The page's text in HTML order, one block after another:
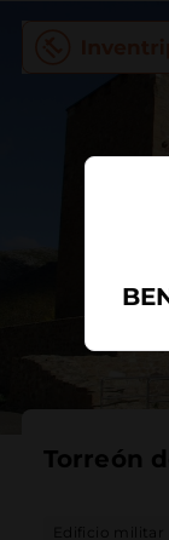
Torreón
Edificio militar